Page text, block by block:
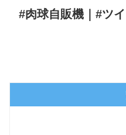
#肉球自販機｜#ツ